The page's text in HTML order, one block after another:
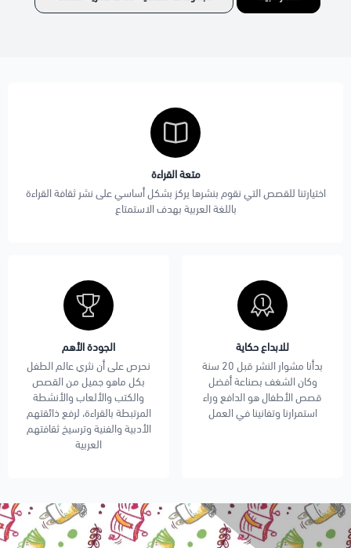
متعة القراءة
اختيارتنا للقصص التي نقوم بنشرها يركز بشكل أساسي على نشر ثقافة القراءة
باللغة العربية بهدف الاستمتاع
للابداع حكاية
بدأنا مشوار النشر قبل 20 سنة
وكان الشغف بصناعة أفضل
قصص الأطفال هو الدافع وراء
استمرارنا وتفانينا في العمل
الجودة الأهم
نحرص على أن نثري عالم الطفل
بكل ماهو جميل من القصص
والكتب والألعاب والأنشطة
المرتبطة بالقراءة، لرفع ذائقتهم
الأدبية والفنية وترسيخ ثقافتهم
العربية